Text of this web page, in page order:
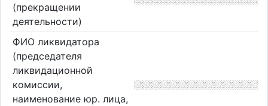
(прекращении
деятельности)
ФИО ликвидатора
(председателя
ликвидационной
комиссии,
наименование юр. лица,